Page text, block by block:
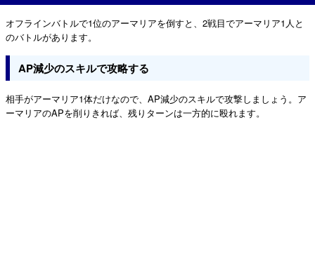
オフラインバトルで1位のアーマリアを倒すと、2戦目でアーマリア1人と
のバトルがあります。
AP減少のスキルで攻略する
相手がアーマリア1体だけなので、AP減少のスキルで攻撃しましょう。ア
ーマリアのAPを削りきれば、残りターンは一方的に殴れます。